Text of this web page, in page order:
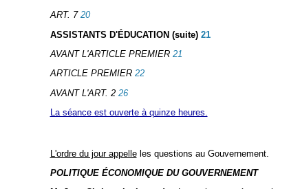
ART. 720
ASSISTANTS D'ÉDUCATION (suite)21
AVANT L'ARTICLE PREMIER21
ARTICLE PREMIER22
AVANT L'ART. 226
La séance est ouverte à quinze heures.
L'ordre du jour appelleles questions au Gouvernement.
POLITIQUE ÉCONOMIQUE DU GOUVERNEMENT